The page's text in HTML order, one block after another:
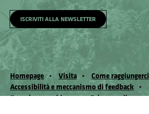
ISCRIVITI ALLA NEWSLETTER
Homepage Visita
Come raggiungerci
Accessibilità e meccanismo di feedback
Segnala un problema
Privacy policy